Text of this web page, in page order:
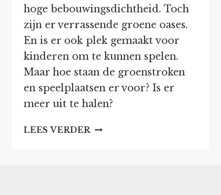
hoge bebouwingsdichtheid. Toch
zijn er verrassende groene oases.
En is er ook plek gemaakt voor
kinderen om te kunnen spelen.
Maar hoe staan de groenstroken
en speelplaatsen er voor? Is er
meer uit te halen?
LEES VERDER GROEN